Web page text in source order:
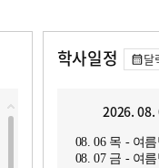
학사일정 달
2026. 08.
08. 06 목 - 여
08. 07 금 - 여